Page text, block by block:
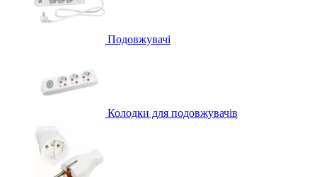
Подовжувачі
Колодки для подовжувачів